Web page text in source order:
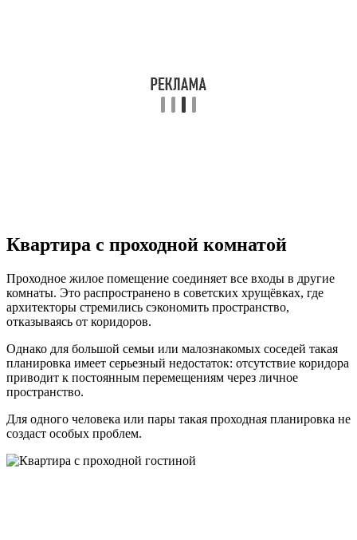
Квартира с проходной комнатой
Проходное жилое помещение соединяет все входы в другие
комнаты. Это распространено в советских хрущёвках, где
архитекторы стремились сэкономить пространство,
отказываясь от коридоров.
Однако для большой семьи или малознакомых соседей такая
планировка имеет серьезный недостаток: отсутствие коридора
приводит к постоянным перемещениям через личное
пространство.
Для одного человека или пары такая проходная планировка не
создаст особых проблем.